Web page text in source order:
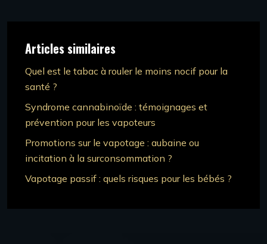
Articles similaires
Quel est le tabac à rouler le moins nocif pour la
santé ?
Syndrome cannabinoïde : témoignages et
prévention pour les vapoteurs
Promotions sur le vapotage : aubaine ou
incitation à la surconsommation ?
Vapotage passif : quels risques pour les bébés ?